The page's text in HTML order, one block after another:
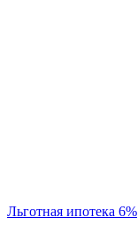
Льготная ипотека 6%